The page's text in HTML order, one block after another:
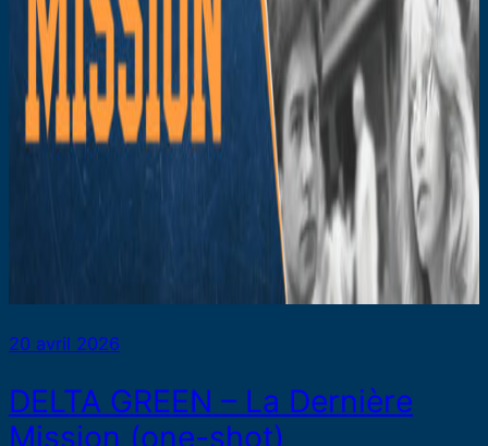
20 avril 2026
DELTA GREEN – La Dernière
Mission (one-shot)